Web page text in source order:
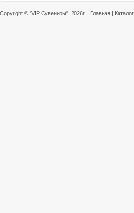
Copyright © "VIP Сувениры" , 2026г. Главная | Каталог